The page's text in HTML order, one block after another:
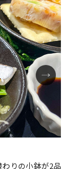
りの小鉢が2品